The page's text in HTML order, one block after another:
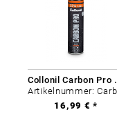
16,99 € *